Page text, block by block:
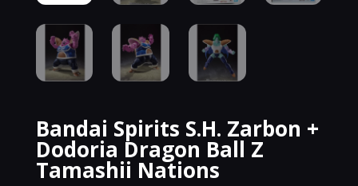
Bandai Spirits S.H. Zarbon +
Dodoria Dragon Ball Z
Tamashii Nations